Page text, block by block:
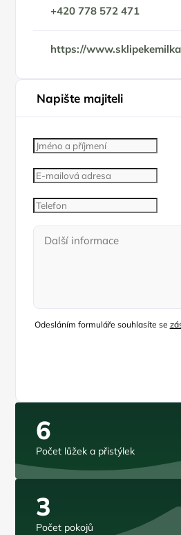
+420 778 572 471
https://
Napište majiteli
Odesláním formuláře souhlasíte se
6
Počet lůžek a přistýlek
3
Počet pokojů